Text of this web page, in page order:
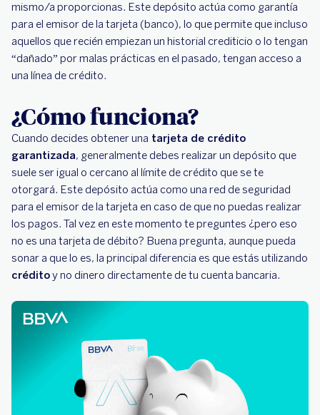
mismo/a proporcionas. Este depósito actúa como garantía
para el emisor de la tarjeta (banco), lo que permite que incluso
aquellos que recién empiezan un historial crediticio o lo tengan
“dañado” por malas prácticas en el pasado, tengan acceso a
una línea de crédito.
¿Cómo funciona?
Cuando decides obtener una tarjeta de crédito
garantizada, generalmente debes realizar un depósito que
suele ser igual o cercano al límite de crédito que se te
otorgará. Este depósito actúa como una red de seguridad
para el emisor de la tarjeta en caso de que no puedas realizar
los pagos. Tal vez en este momento te preguntes ¿pero eso
no es una tarjeta de débito? Buena pregunta, aunque pueda
sonar a que lo es, la principal diferencia es que estás utilizando
créditoy no dinero directamente de tu cuenta bancaria.